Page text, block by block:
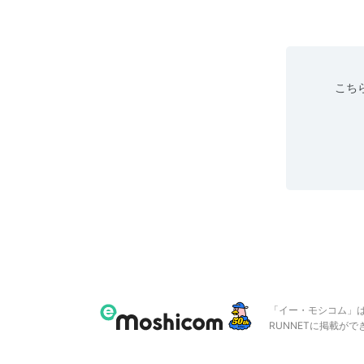
こち
「イー・モシコム
RUNNETに掲載がで